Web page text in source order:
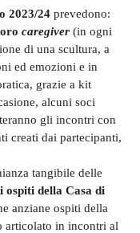
2023/24 prevedono:
caregiver (in ogni
di una scultura, a
ed emozioni e in
grazie a kit
alcuni soci
gli incontri con
creati dai partecipanti,
tangibile delle
della Casa di
anziane ospiti della
articolato in incontri al